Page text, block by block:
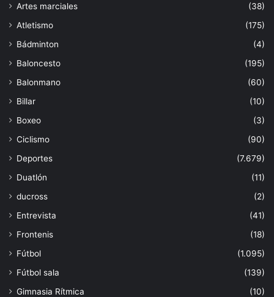
Artes marciales
(38)
Atletismo
(175)
Bádminton
(4)
Baloncesto
(195)
Balonmano
(60)
Billar
(10)
Boxeo
(3)
Ciclismo
(90)
Deportes
(7.679)
Duatlón
(11)
ducross
(2)
Entrevista
(41)
Frontenis
(18)
Fútbol
(1.095)
Fútbol sala
(139)
Gimnasia Rítmica
(10)